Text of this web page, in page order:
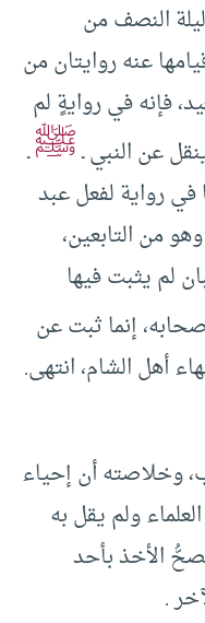
النصف من
عنه روايتان من
فإنه في روايةٍ لم
عن النبي ـﷺـ
في رواية لفعل عبد
من التابعين،
لم يثبت فيها
إنما ثبت عن
أهل الشام، انتهى.
وخلاصته أن إحياء
ولم يقل به
الأخذ بأحد
.